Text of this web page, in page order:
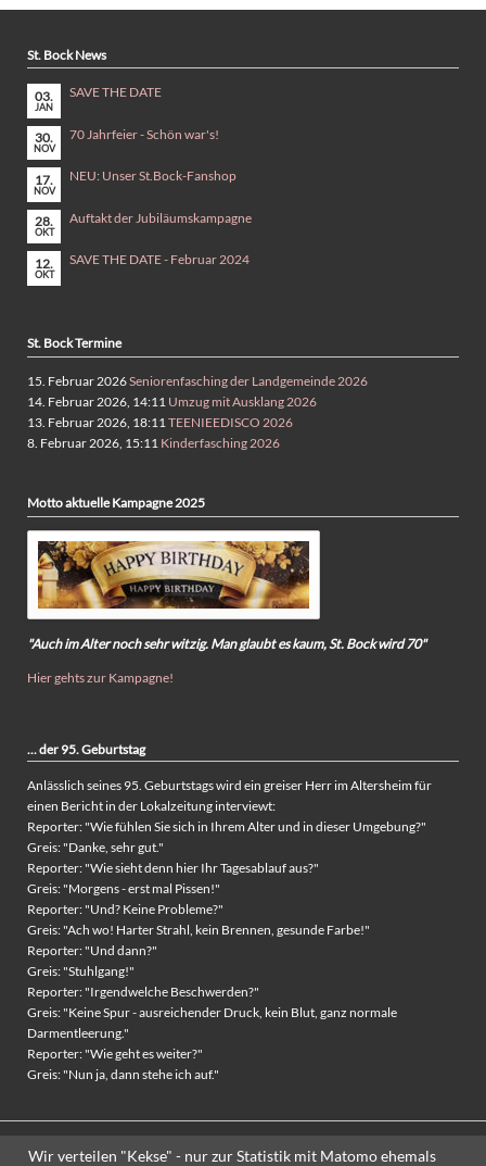
St. Bock News
03.
JAN
SAVE THE DATE
30.
NOV
70 Jahrfeier - Schön war's!
17.
NOV
NEU: Unser St.Bock-Fanshop
28.
OKT
Auftakt der Jubiläumskampagne
12.
OKT
SAVE THE DATE - Februar 2024
St. Bock Termine
15. Februar 2026Seniorenfasching der Landgemeinde 2026
14. Februar 2026, 14:11 Umzug mit Ausklang 2026
13. Februar 2026, 18:11 TEENIEEDISCO 2026
8. Februar 2026, 15:11 Kinderfasching 2026
Motto aktuelle Kampagne 2025
"Auch im Alter noch sehr witzig. Man glaubt es kaum, St. Bock wird 70"
Hier gehts zur Kampagne!
... der 95. Geburtstag
Anlässlich seines 95. Geburtstags wird ein greiser Herr im Altersheim für
einen Bericht in der Lokalzeitung interviewt:
Reporter: "Wie fühlen Sie sich in Ihrem Alter und in dieser Umgebung?"
Greis: "Danke, sehr gut."
Reporter: "Wie sieht denn hier Ihr Tagesablauf aus?"
Greis: "Morgens - erst mal Pissen!"
Reporter: "Und? Keine Probleme?"
Greis: "Ach wo! Harter Strahl, kein Brennen, gesunde Farbe!"
Reporter: "Und dann?"
Greis: "Stuhlgang!"
Reporter: "Irgendwelche Beschwerden?"
Greis: "Keine Spur - ausreichender Druck, kein Blut, ganz normale
Darmentleerung."
Reporter: "Wie geht es weiter?"
Greis: "Nun ja, dann stehe ich auf."
© Copyright 2026. St. Bock e.V.
Wir verteilen "Kekse" - nur zur Statistik mit Matomo ehemals